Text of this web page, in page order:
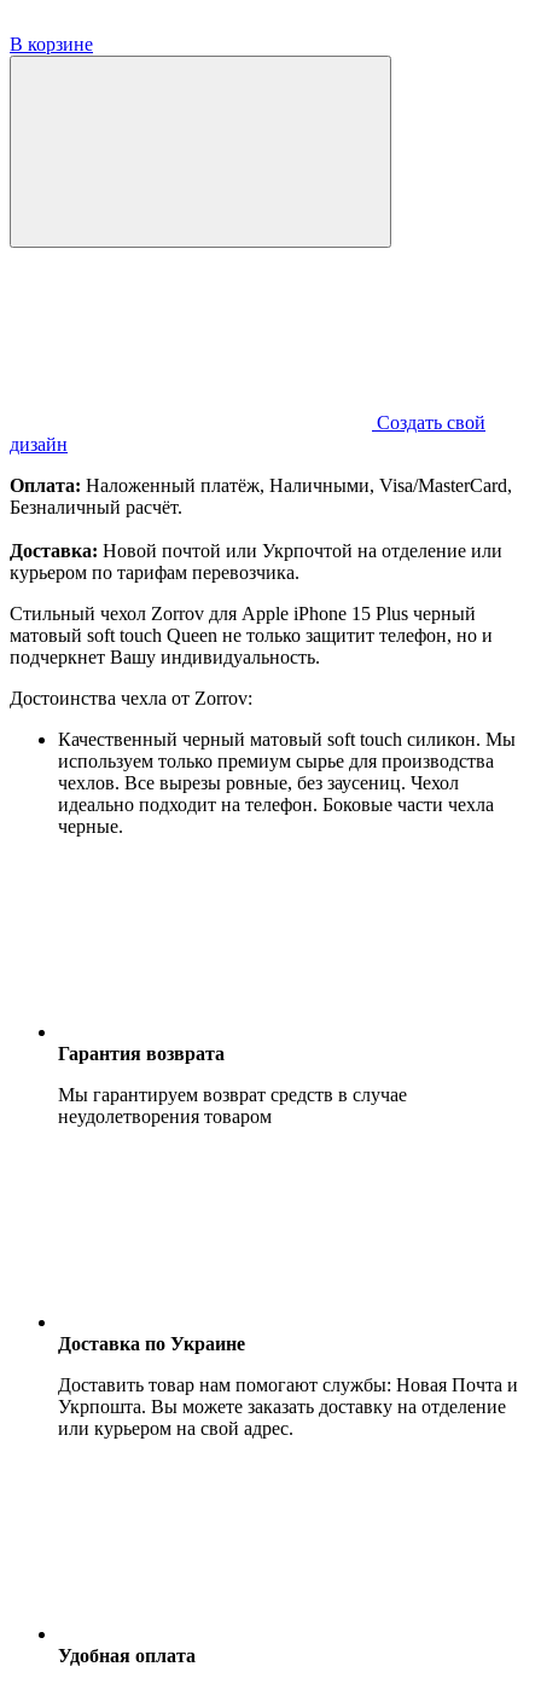
В корзине
Создать свой
дизайн
Оплата: Наложенный платёж, Наличными, Visa/MasterCard,
Безналичный расчёт.
Доставка: Новой почтой или Укрпочтой на отделение или
курьером по тарифам перевозчика.
Стильный чехол Zorrov для Apple iPhone 15 Plus черный
матовый soft touch Queen не только защитит телефон, но и
подчеркнет Вашу индивидуальность.
Достоинства чехла от Zorrov:
Качественный черный матовый soft touch силикон. Мы
используем только премиум сырье для производства
чехлов. Все вырезы ровные, без заусениц. Чехол
идеально подходит на телефон. Боковые части чехла
черные.
Гарантия возврата
Мы гарантируем возврат средств в случае
неудолетворения товаром
Доставка по Украине
Доставить товар нам помогают службы: Новая Почта и
Укрпошта. Вы можете заказать доставку на отделение
или курьером на свой адрес.
Удобная оплата